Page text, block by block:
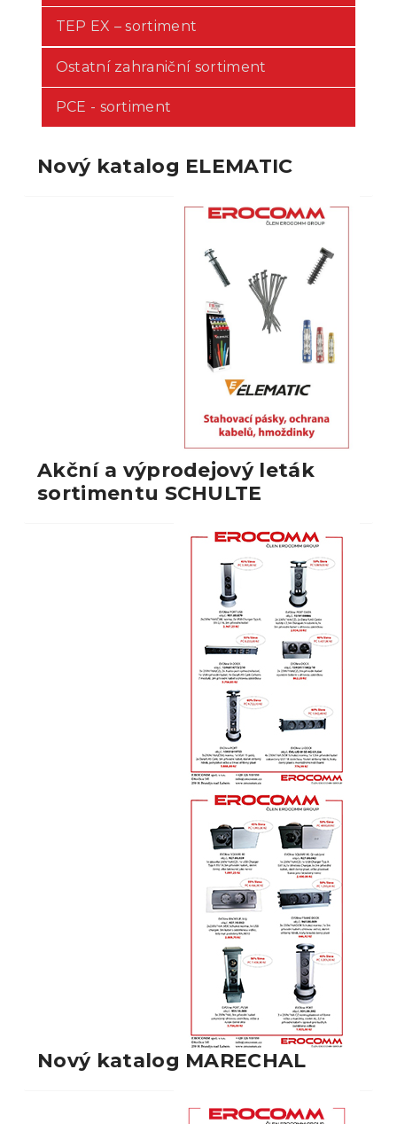
TEP EX – sortiment
Ostatní zahraniční sortiment
PCE - sortiment
Nový katalog ELEMATIC
Akční a výprodejový leták
sortimentu SCHULTE
Nový katalog MARECHAL